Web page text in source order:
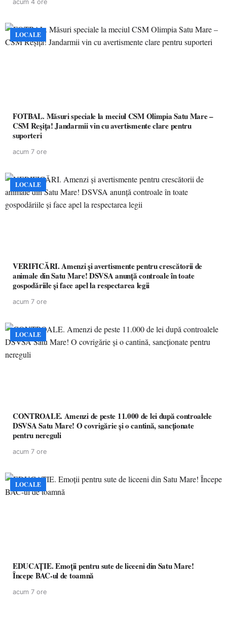
acum 4 ore
LOCALE
FOTBAL. Măsuri speciale la meciul CSM Olimpia Satu Mare –
CSM Reșița! Jandarmii vin cu avertismente clare pentru
suporteri
acum 7 ore
LOCALE
VERIFICĂRI. Amenzi și avertismente pentru crescătorii de
animale din Satu Mare! DSVSA anunță controale în toate
gospodăriile și face apel la respectarea legii
acum 7 ore
LOCALE
CONTROALE. Amenzi de peste 11.000 de lei după controalele
DSVSA Satu Mare! O covrigărie și o cantină, sancționate
pentru nereguli
acum 7 ore
LOCALE
EDUCAȚIE. Emoții pentru sute de liceeni din Satu Mare!
Începe BAC-ul de toamnă
acum 7 ore